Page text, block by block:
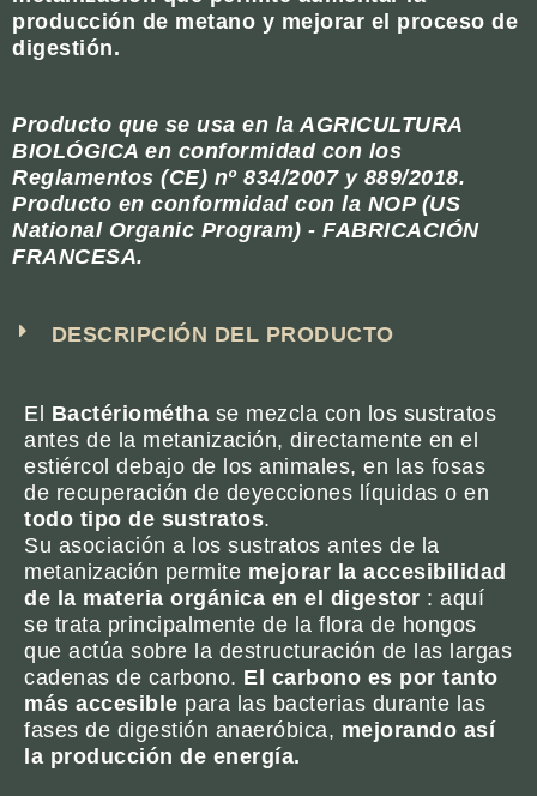
producción de metano y mejorar el proceso de
digestión.
Producto que se usa en la AGRICULTURA
BIOLÓGICA en conformidad con los
Reglamentos (CE) nº 834/2007 y 889/2018.
Producto en conformidad con la NOP (US
National Organic Program) - FABRICACIÓN
FRANCESA.
DESCRIPCIÓN DEL PRODUCTO
El Bactériométha se mezcla con los sustratos
antes de la metanización, directamente en el
estiércol debajo de los animales, en las fosas
de recuperación de deyecciones líquidas o en
todo tipo de sustratos.
Su asociación a los sustratos antes de la
metanización permite mejorar la accesibilidad
de la materia orgánica en el digestor : aquí
se trata principalmente de la flora de hongos
que actúa sobre la destructuración de las largas
cadenas de carbono. El carbono es por tanto
más accesible para las bacterias durante las
fases de digestión anaeróbica, mejorando así
la producción de energía.